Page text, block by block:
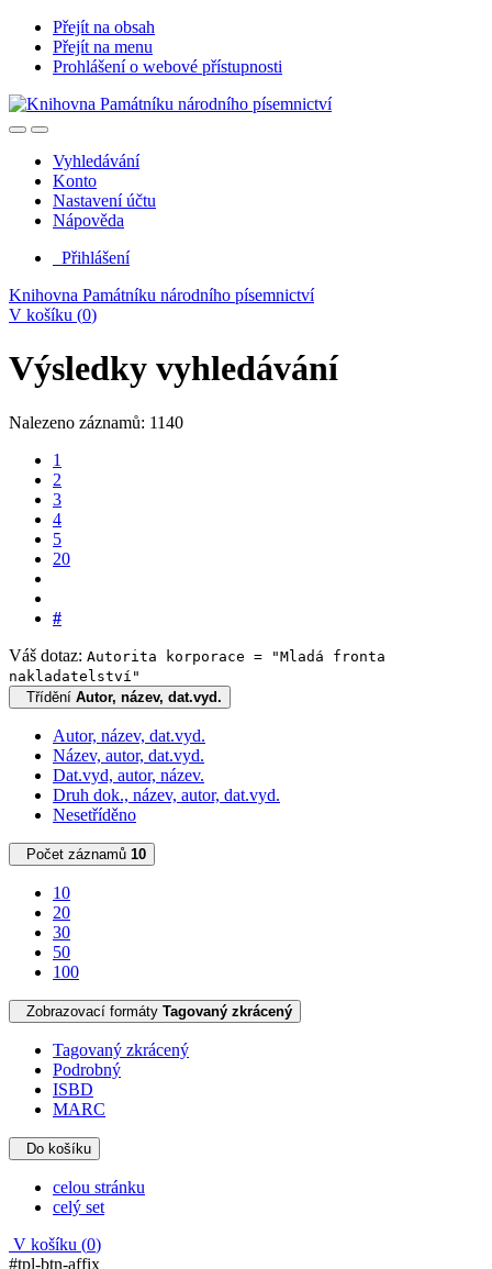
Přejít na obsah
Přejít na menu
Prohlášení o webové přístupnosti
Vyhledávání
Konto
Nastavení účtu
Nápověda
Přihlášení
Knihovna Památníku národního písemnictví
V košíku (0)
Výsledky vyhledávání
Nalezeno záznamů: 1140
1
2
3
4
5
20
#
Váš dotaz: Autorita korporace = "Mladá fronta
nakladatelství"
Třídění Autor, název, dat.vyd.
Autor, název, dat.vyd.
Název, autor, dat.vyd.
Dat.vyd, autor, název.
Druh dok., název, autor, dat.vyd.
Nesetříděno
Počet záznamů 10
10
20
30
50
100
Zobrazovací formáty Tagovaný zkrácený
Tagovaný zkrácený
Podrobný
ISBD
MARC
Do košíku
celou stránku
celý set
V košíku (0)
#tpl-btn-affix